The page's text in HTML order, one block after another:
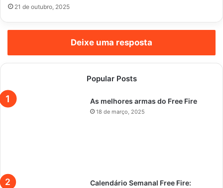
21 de outubro, 2025
Deixe uma resposta
Popular Posts
As melhores armas do Free Fire
18 de março, 2025
Calendário Semanal Free Fire: